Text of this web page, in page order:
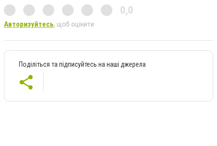
0,0
Авторизуйтесь, щоб оцінити
Поділіться та підписуйтесь на наші джерела